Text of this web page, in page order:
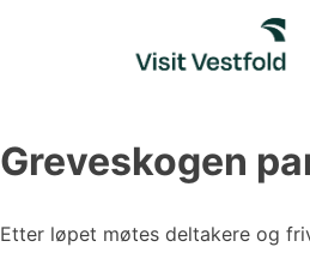
Greveskogen
Etter løpet møtes deltakere og